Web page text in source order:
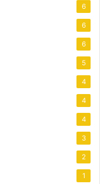
6
6
6
5
4
4
4
3
2
1